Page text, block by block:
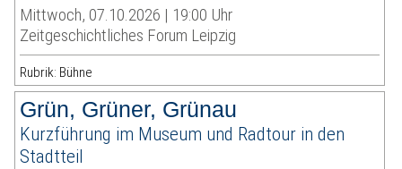
Mittwoch, 07.10.2026 | 19:00 Uhr
Zeitgeschichtliches Forum Leipzig
Rubrik: Bühne
Grün, Grüner, Grünau
Kurzführung im Museum und Radtour in den
Stadtteil